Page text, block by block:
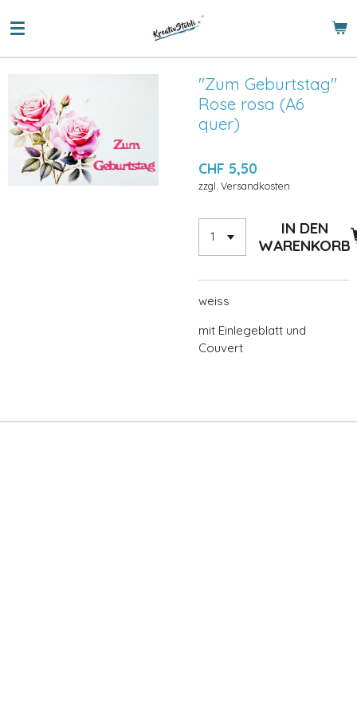
Hauptinhalt
"Zum Geburtstag"
Rose rosa (A6
quer)
CHF 5,50
zzgl. Versandkosten
IN DEN
WARENKORB
weiss
mit Einlegeblatt und
Couvert